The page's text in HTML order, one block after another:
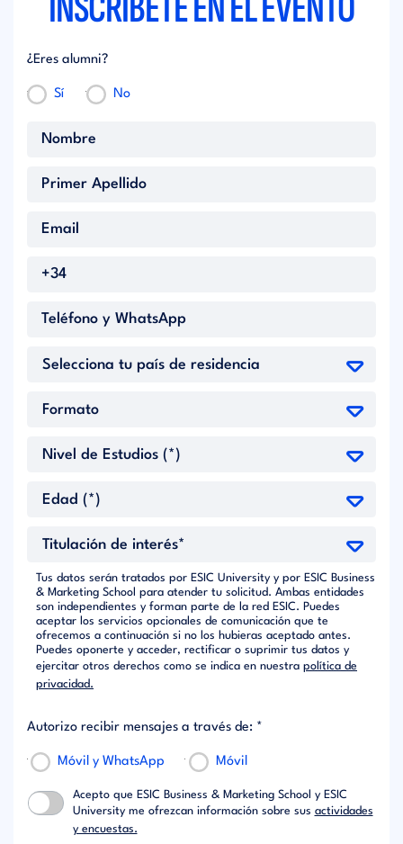
¿Eres alumni?
Sí No
Tus datos serán tratados por ESIC University y por ESIC Business
& Marketing School para atender tu solicitud. Ambas entidades
son independientes y forman parte de la red ESIC. Puedes
aceptar los servicios opcionales de comunicación que te
ofrecemos a continuación si no los hubieras aceptado antes.
Puedes oponerte y acceder, rectificar o suprimir tus datos y
ejercitar otros derechos como se indica en nuestra política de
privacidad.
Autorizo recibir mensajes a través de: *
Móvil y WhatsApp Móvil
Acepto que ESIC Business & Marketing School y ESIC
University me ofrezcan información sobre sus actividades
y encuestas.